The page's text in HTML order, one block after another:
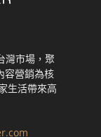
灣市場，聚
容營銷為核
生活帶來高